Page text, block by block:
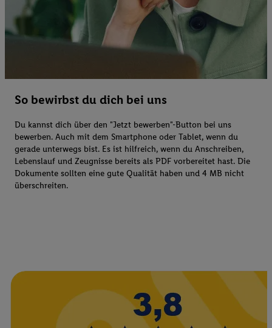
So bewirbst du dich bei uns
Du kannst dich über den "Jetzt bewerben"-Button bei uns
bewerben. Auch mit dem Smartphone oder Tablet, wenn du
gerade unterwegs bist. Es ist hilfreich, wenn du Anschreiben,
Lebenslauf und Zeugnisse bereits als PDF vorbereitet hast. Die
Dokumente sollten eine gute Qualität haben und 4 MB nicht
überschreiten.